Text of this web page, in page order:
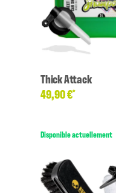
Thick Attack
49,90 €*
Disponible actuellement